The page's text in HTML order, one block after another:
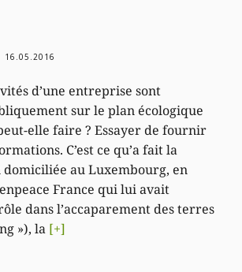
16.05.2016
d’une entreprise sont
sur le plan écologique
elle faire ? Essayer de fournir
C’est ce qu’a fait la
domiciliée au Luxembourg, en
France qui lui avait
dans l’accaparement des terres
»), la [+]